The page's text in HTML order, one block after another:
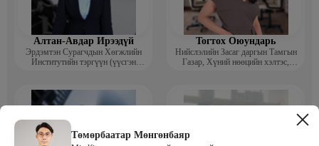
Төмөрбаатар Мөнгөнбаяр
Алтан-Авдар Ирээдүй
Эрдэмтэн Сурагчдын Хөгжлийн
Институтийн тэргүүн (үүсгэн
Тогтох Оюундарь
Нийслэлийн Засаг даргын Тамгын
Газар, Хүний нөөцийн хэлтэс,